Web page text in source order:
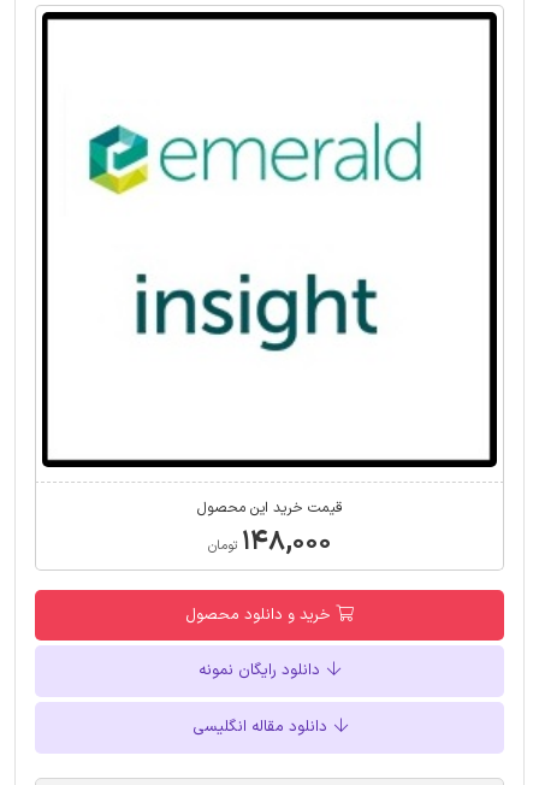
قیمت خرید این محصول
۱۴۸,۰۰۰ تومان
خرید و دانلود محصول
دانلود رایگان نمونه
دانلود مقاله انگلیسی